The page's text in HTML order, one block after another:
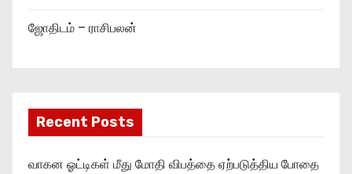
ஜோதிடம் – ராசிபலன்
Recent Posts
வாகன ஓட்டிகள் மீது மோதி விபத்தை ஏற்படுத்திய போதை